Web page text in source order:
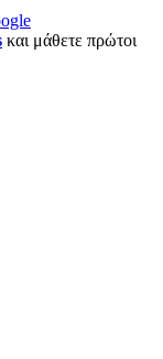
και μάθετε πρώτοι